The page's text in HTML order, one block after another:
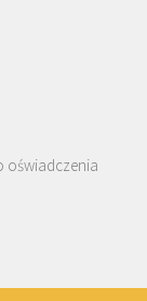
oświadczenia